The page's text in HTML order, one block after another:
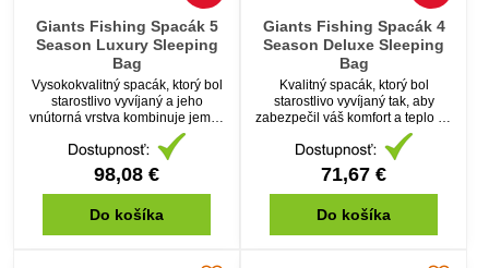
Giants Fishing Spacák 5
Season Luxury Sleeping
Bag
Vysokokvalitný spacák, ktorý bol
starostlivo vyvíjaný a jeho
vnútorná vrstva kombinuje jemný
microfleece a dlhší vlas imitujúci
hrejivú ovčiu srsť.
98,08 €
Do košíka
Giants Fishing Spacák 4
Season Deluxe Sleeping
Bag
Kvalitný spacák, ktorý bol
starostlivo vyvíjaný tak, aby
zabezpečil váš komfort a teplo pri
71,67 €
Do košíka